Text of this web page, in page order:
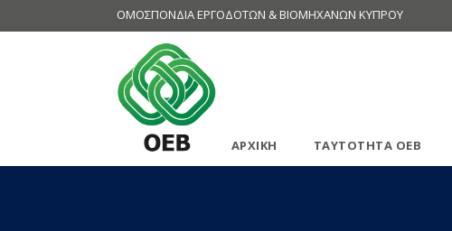
ΟΜΟΣΠΟΝΔΙΑ ΕΡΓΟΔΟΤΩΝ & ΒΙΟΜΗΧΑΝΩΝ ΚΥΠΡΟΥ
ΑΡΧΙΚΗ ΤΑΥΤΟΤΗΤΑ ΟΕΒ